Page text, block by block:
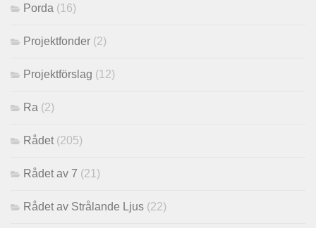
Porda (16)
Projektfonder (2)
Projektförslag (12)
Ra (2)
Rådet (205)
Rådet av 7 (21)
Rådet av Strålande Ljus (22)